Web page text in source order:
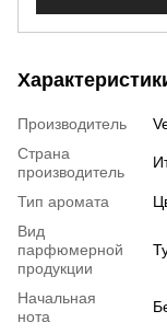
Производитель
Страна
производитель
Тип аромата
Вид
парфюмерной
продукции
Начальная
нота